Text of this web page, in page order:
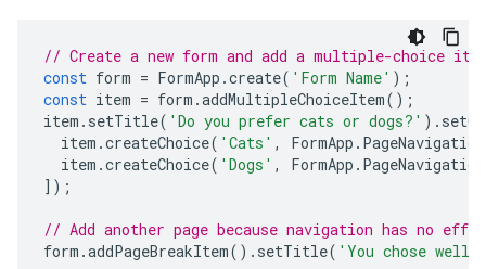
// Create a new form and add a multiple-choice
const form = FormApp .create( 'Form Name' );
const item = form .addMultipleChoiceItem();
item . setTitle( 'Do you prefer cats or dogs?' ).
item .createChoice( 'Cats' , FormApp .
item .createChoice( 'Dogs' , FormApp .
]);
// Add another page because navigation has no
form .addPageBreakItem(). setTitle( 'You chose